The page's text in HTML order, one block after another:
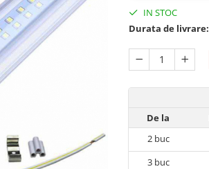
IN STOC
Durata de livrare:
De la
2buc
3buc